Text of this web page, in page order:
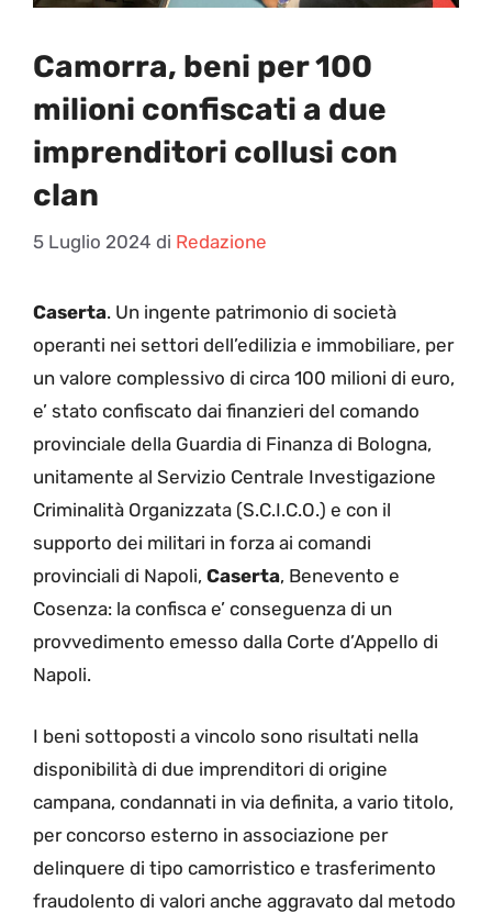
Camorra, beni per 100
milioni confiscati a due
imprenditori collusi con
clan
5 Luglio 2024 di Redazione
Caserta. Un ingente patrimonio di società
operanti nei settori dell’edilizia e immobiliare, per
un valore complessivo di circa 100 milioni di euro,
e’ stato confiscato dai finanzieri del comando
provinciale della Guardia di Finanza di Bologna,
unitamente al Servizio Centrale Investigazione
Criminalità Organizzata (S.C.I.C.O.) e con il
supporto dei militari in forza ai comandi
provinciali di Napoli, Caserta, Benevento e
Cosenza: la confisca e’ conseguenza di un
provvedimento emesso dalla Corte d’Appello di
Napoli.
I beni sottoposti a vincolo sono risultati nella
disponibilità di due imprenditori di origine
campana, condannati in via definita, a vario titolo,
per concorso esterno in associazione per
delinquere di tipo camorristico e trasferimento
fraudolento di valori anche aggravato dal metodo